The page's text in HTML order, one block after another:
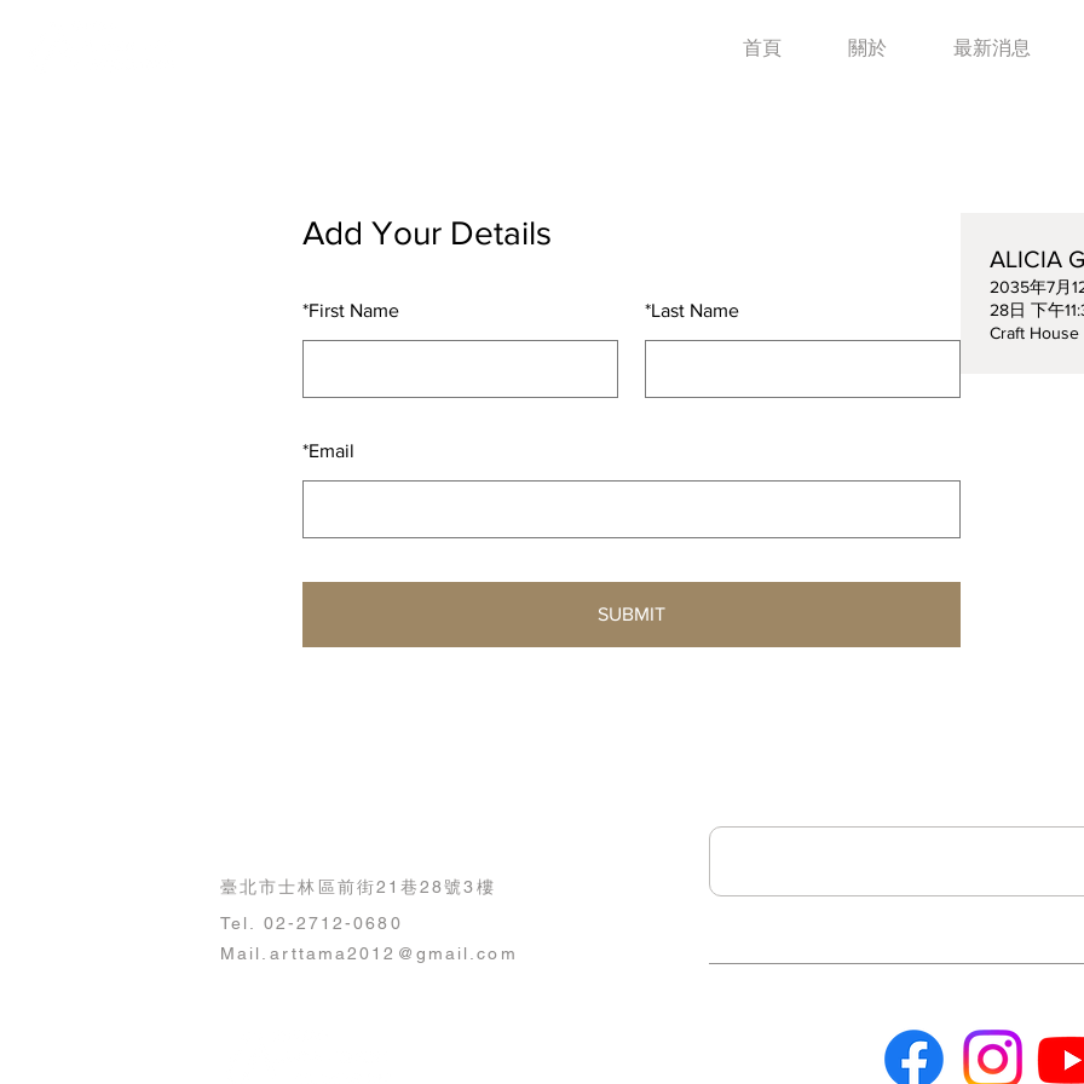
首頁 關於 最新消息
Add Your Details
*First Name *Last Name
*Email
SUBMIT
ALICIA
2035年7月
28日 下午
Craft House
臺北市士林區前街21巷28號3樓
Tel. 02-2712-0680
Mail.arttama2012@gmail.com